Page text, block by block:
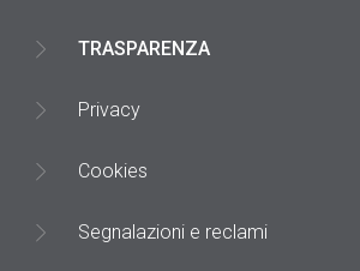
TRASPARENZA
Privacy
Cookies
Segnalazioni e reclami